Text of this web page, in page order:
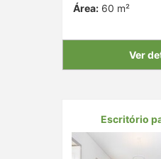
Área:60 m²
Ver
Escritório